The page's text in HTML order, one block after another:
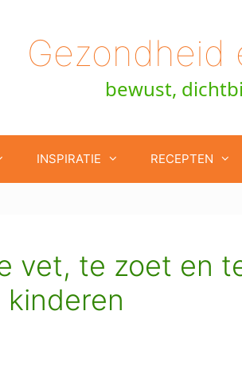
Gezondheid
bewust,
INSPIRATIE RECEPTEN
vet, te zoet en